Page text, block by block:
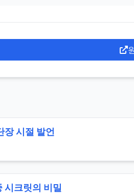
장 시절 발언
시크릿의 비밀